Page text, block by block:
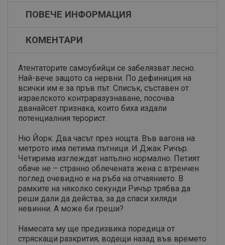
ПОВЕЧЕ ИНФОРМАЦИЯ
КОМЕНТАРИ
Атентаторите самоубийци се забелязват лесно.
Най-вече защото са нервни. По дефиниция на
всички им е за пръв път. Списък, съставен от
израелското контраразузнаване, посочва
дванайсет признака, които биха издали
потенциалния терорист.
Ню Йорк. Два часът през нощта. Във вагона на
метрото има петима пътници. И Джак Ричър.
Четирима изглеждат напълно нормално. Петият
обаче не – странно облечената жена с втренчен
поглед очевидно е на ръба на отчаянието. В
рамките на няколко секунди Ричър трябва да
реши дали да действа, за да спаси хиляди
невинни. А може би греши?
Намесата му ще предизвика поредица от
стряскащи разкрития, водещи назад във времето